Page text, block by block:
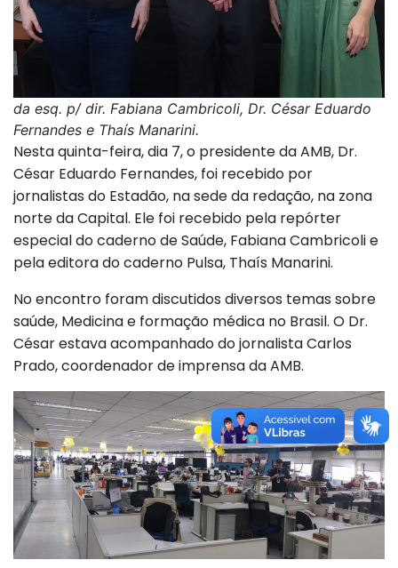
da esq. p/ dir. Fabiana Cambricoli, Dr. César Eduardo
Fernandes e Thaís Manarini.
Nesta quinta-feira, dia 7, o presidente da AMB, Dr.
César Eduardo Fernandes, foi recebido por
jornalistas do Estadão, na sede da redação, na zona
norte da Capital. Ele foi recebido pela repórter
especial do caderno de Saúde, Fabiana Cambricoli e
pela editora do caderno Pulsa, Thaís Manarini.
No encontro foram discutidos diversos temas sobre
saúde, Medicina e formação médica no Brasil. O Dr.
César estava acompanhado do jornalista Carlos
Prado, coordenador de imprensa da AMB.